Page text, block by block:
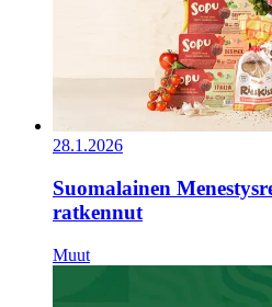
28.1.2026
Suomalainen
ratkennut
Muut